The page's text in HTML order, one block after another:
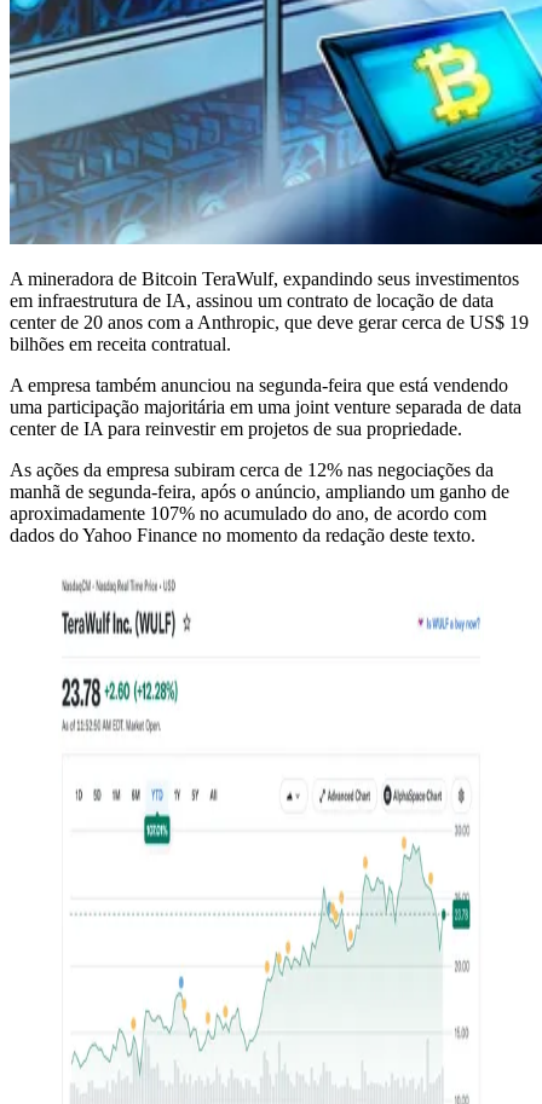
A mineradora de Bitcoin TeraWulf, expandindo seus investimentos
em infraestrutura de IA, assinou um contrato de locação de data
center de 20 anos com a Anthropic, que deve gerar cerca de US$ 19
bilhões em receita contratual.
A empresa também anunciou na segunda-feira que está vendendo
uma participação majoritária em uma joint venture separada de data
center de IA para reinvestir em projetos de sua propriedade.
As ações da empresa subiram cerca de 12% nas negociações da
manhã de segunda-feira, após o anúncio, ampliando um ganho de
aproximadamente 107% no acumulado do ano, de acordo com
dados do Yahoo Finance no momento da redação deste texto.